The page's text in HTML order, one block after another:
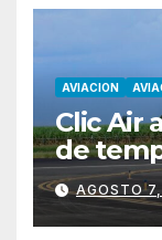
AVIACION
Clic Air
de
rutas
AGOSTO